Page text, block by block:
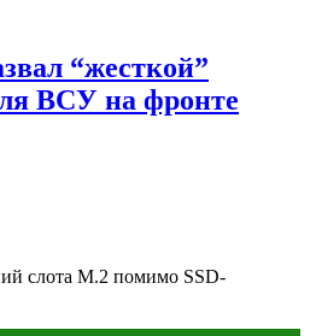
“жесткой”
ВСУ на фронте
слота M.2 помимо SSD-